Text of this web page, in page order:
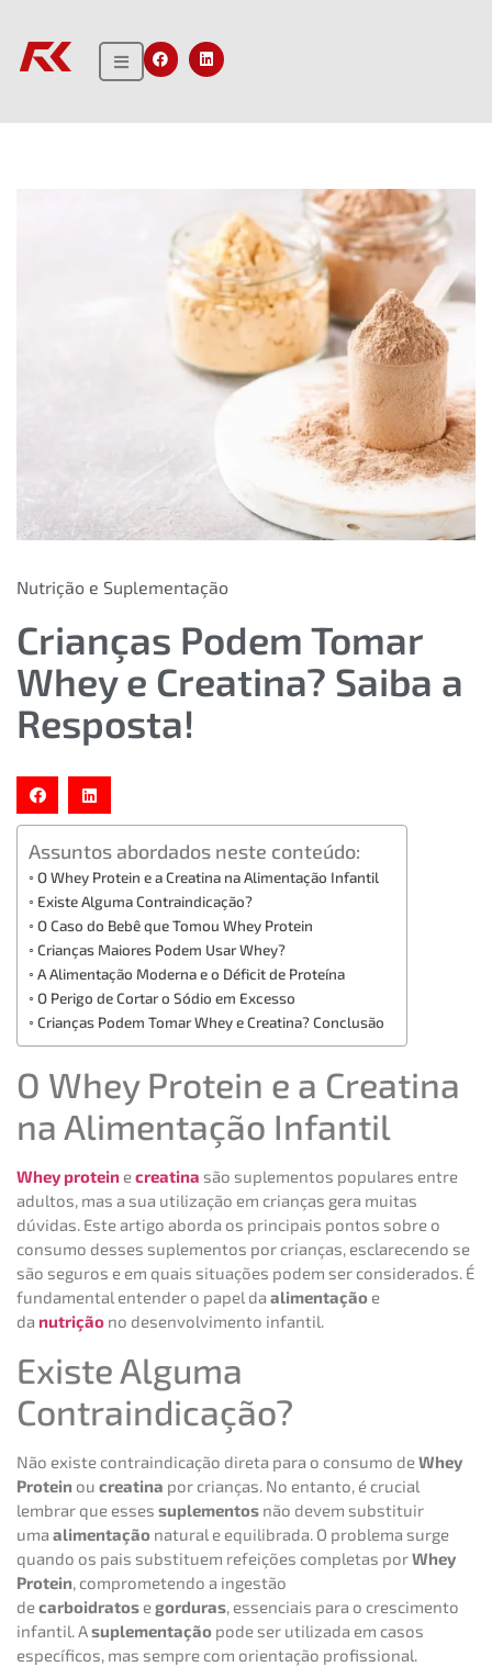
Nutrição e Suplementação
Crianças Podem Tomar
Whey e Creatina? Saiba a
Resposta!
Assuntos abordados neste conteúdo:
O Whey Protein e a Creatina na Alimentação Infantil
Existe Alguma Contraindicação?
O Caso do Bebê que Tomou Whey Protein
Crianças Maiores Podem Usar Whey?
A Alimentação Moderna e o Déficit de Proteína
O Perigo de Cortar o Sódio em Excesso
Crianças Podem Tomar Whey e Creatina? Conclusão
O Whey Protein e a Creatina
na Alimentação Infantil
Whey protein ecreatina são suplementos populares entre
adultos, mas a sua utilização em crianças gera muitas
dúvidas. Este artigo aborda os principais pontos sobre o
consumo desses suplementos por crianças, esclarecendo se
são seguros e em quais situações podem ser considerados. É
fundamental entender o papel da alimentação e
da nutrição no desenvolvimento infantil.
Existe Alguma
Contraindicação?
Não existe contraindicação direta para o consumo deWhey
Protein ou creatina por crianças. No entanto, é crucial
lembrar que esses suplementos não devem substituir
uma alimentação natural e equilibrada. O problema surge
quando os pais substituem refeições completas porWhey
Protein, comprometendo a ingestão
decarboidratos egorduras, essenciais para o crescimento
infantil. Asuplementação pode ser utilizada em casos
específicos, mas sempre com orientação profissional.